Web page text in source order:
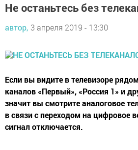
Не останьтесь без
автор, 3 апреля 2019 - 13:30
Если вы видите в телевизоре
каналов «Первый», «Россия 1» и
значит вы смотрите аналоговое
в связи с переходом на цифровое
сигнал отключается.